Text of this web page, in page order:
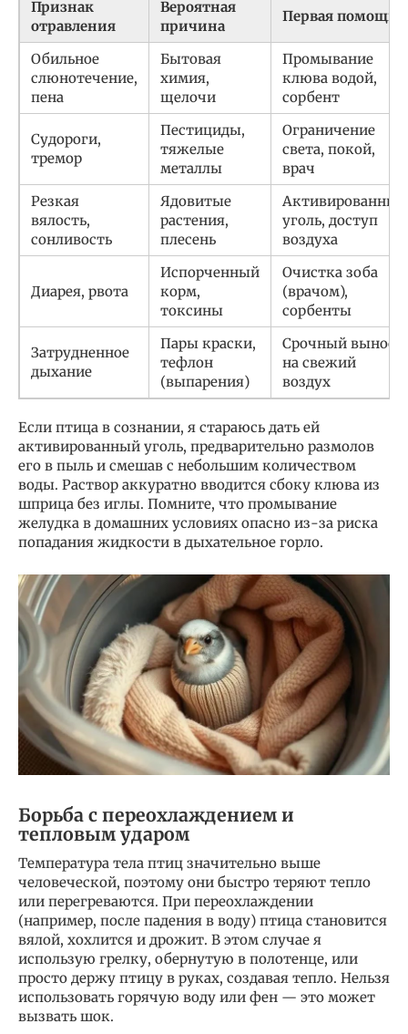
Признак
отравления
Вероятная
причина
Первая помощь
Обильное
слюнотечение,
пена
Бытовая
химия,
щелочи
Промывание
клюва водой,
сорбент
Судороги,
тремор
Пестициды,
тяжелые
металлы
Ограничение
света, покой,
врач
Резкая
вялость,
сонливость
Ядовитые
растения,
плесень
Активированный
уголь, доступ
воздуха
Диарея, рвота
Испорченный
корм,
токсины
Очистка зоба
(врачом),
сорбенты
Затрудненное
дыхание
Пары краски,
тефлон
(выпарения)
Срочный вынос
на свежий
воздух
Если птица в сознании, я стараюсь дать ей
активированный уголь, предварительно размолов
его в пыль и смешав с небольшим количеством
воды. Раствор аккуратно вводится сбоку клюва из
шприца без иглы. Помните, что промывание
желудка в домашних условиях опасно из-за риска
попадания жидкости в дыхательное горло.
Борьба с переохлаждением и
тепловым ударом
Температура тела птиц значительно выше
человеческой, поэтому они быстро теряют тепло
или перегреваются. При переохлаждении
(например, после падения в воду) птица становится
вялой, хохлится и дрожит. В этом случае я
использую грелку, обернутую в полотенце, или
просто держу птицу в руках, создавая тепло. Нельзя
использовать горячую воду или фен — это может
вызвать шок.